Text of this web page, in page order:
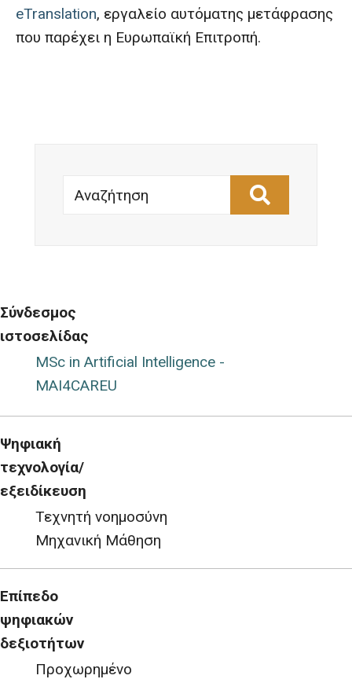
eTranslation, εργαλείο αυτόματης μετάφρασης
που παρέχει η Ευρωπαϊκή Επιτροπή.
Αναζήτηση
Σύνδεσμος
ιστοσελίδας
MSc in Artificial Intelligence -
MAI4CAREU
Ψηφιακή
τεχνολογία/
εξειδίκευση
Τεχνητή νοημοσύνη
Μηχανική Μάθηση
Επίπεδο
ψηφιακών
δεξιοτήτων
Προχωρημένο